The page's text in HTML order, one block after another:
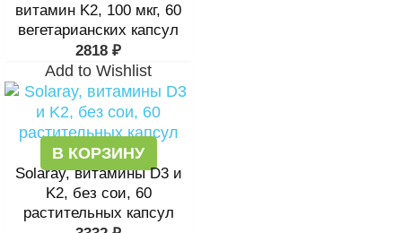
витамин K2, 100 мкг, 60
вегетарианских капсул
2818 ₽
Add to Wishlist
В КОРЗИНУ
Solaray, витамины D3 и
K2, без сои, 60
растительных капсул